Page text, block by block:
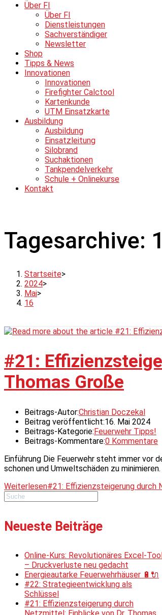
Über FI
Über FI
Dienstleistungen
Sachverständiger
Newsletter
Shop
Tipps & News
Innovationen
Innovationen
Firefighter Calctool
Kartenkunde
UTM Einsatzkarte
Ausbildung
Ausbildung
Einsatzleitung
Silobrand
Suchaktionen
Tankpendelverkehr
Schule + Onlinekurse
Kontakt
Tagesarchive:
Startseite>
2024>
Mai>
16
#21:
Thomas Große
Beitrags-Autor:Christian Doczekal
Beitrag veröffentlicht:16. Mai 2024
Beitrags-Kategorie: Feuerwehr Tipps!
Beitrags-Kommentare:0 Kommentare
Einführung Die Feuerwehr steht immer vor
schonen und Umweltschäden zu
Weiterlesen#21: Effizienzsteigerung durch
Neueste Beiträge
Online-Kurs: Revolutionäres Excel-
– Druckverluste neu gedacht
Energieautarke Feuerwehrhäuser 🔋🔌
#22: Strategieentwicklung als
Schlüssel
#21: Effizienzsteigerung durch